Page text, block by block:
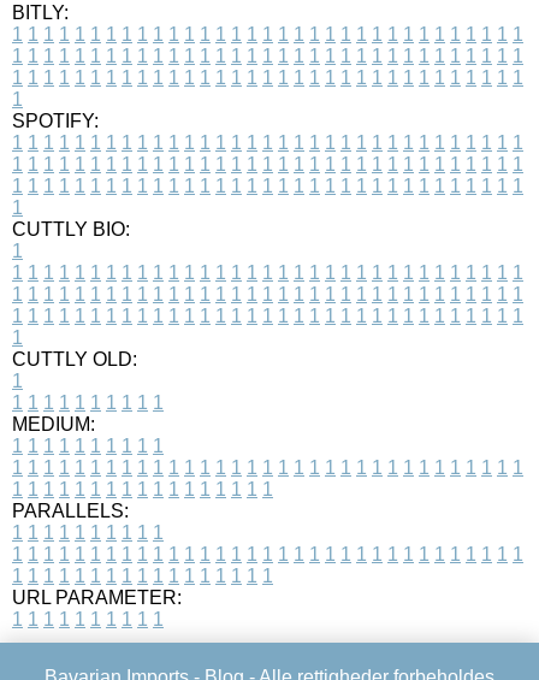
BITLY:
1 1 1 1 1 1 1 1 1 1 1 1 1 1 1 1 1 1 1 1 1 1 1 1 1 1 1 1 1 1 1 1 1
1 1 1 1 1 1 1 1 1 1 1 1 1 1 1 1 1 1 1 1 1 1 1 1 1 1 1 1 1 1 1 1 1
1 1 1 1 1 1 1 1 1 1 1 1 1 1 1 1 1 1 1 1 1 1 1 1 1 1 1 1 1 1 1 1 1
1
SPOTIFY:
1 1 1 1 1 1 1 1 1 1 1 1 1 1 1 1 1 1 1 1 1 1 1 1 1 1 1 1 1 1 1 1 1
1 1 1 1 1 1 1 1 1 1 1 1 1 1 1 1 1 1 1 1 1 1 1 1 1 1 1 1 1 1 1 1 1
1 1 1 1 1 1 1 1 1 1 1 1 1 1 1 1 1 1 1 1 1 1 1 1 1 1 1 1 1 1 1 1 1
1
CUTTLY BIO:
1
1 1 1 1 1 1 1 1 1 1 1 1 1 1 1 1 1 1 1 1 1 1 1 1 1 1 1 1 1 1 1 1 1
1 1 1 1 1 1 1 1 1 1 1 1 1 1 1 1 1 1 1 1 1 1 1 1 1 1 1 1 1 1 1 1 1
1 1 1 1 1 1 1 1 1 1 1 1 1 1 1 1 1 1 1 1 1 1 1 1 1 1 1 1 1 1 1 1 1
1
CUTTLY OLD:
1
1 1 1 1 1 1 1 1 1 1
MEDIUM:
1 1 1 1 1 1 1 1 1 1
1 1 1 1 1 1 1 1 1 1 1 1 1 1 1 1 1 1 1 1 1 1 1 1 1 1 1 1 1 1 1 1 1
1 1 1 1 1 1 1 1 1 1 1 1 1 1 1 1 1
PARALLELS:
1 1 1 1 1 1 1 1 1 1
1 1 1 1 1 1 1 1 1 1 1 1 1 1 1 1 1 1 1 1 1 1 1 1 1 1 1 1 1 1 1 1 1
1 1 1 1 1 1 1 1 1 1 1 1 1 1 1 1 1
URL PARAMETER:
1 1 1 1 1 1 1 1 1 1